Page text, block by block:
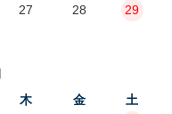
27 28
29
木 金
土